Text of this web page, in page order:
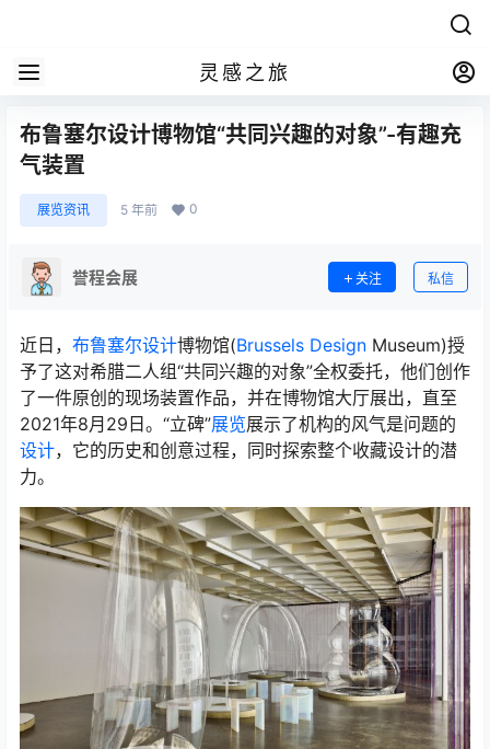
灵感之旅
布鲁塞尔设计博物馆“共同兴趣的对象”-有趣充
气装置
展览资讯 5 年前 0
誉程会展 关注 私信
近日， 布鲁塞尔设计博物馆(Brussels Design Museum)授
予了这对希腊二人组“共同兴趣的对象”全权委托，他们创作
了一件原创的现场装置作品，并在博物馆大厅展出，直至
2021年8月29日。“立碑”展览展示了机构的风气是问题的
设计，它的历史和创意过程，同时探索整个收藏设计的潜
力。